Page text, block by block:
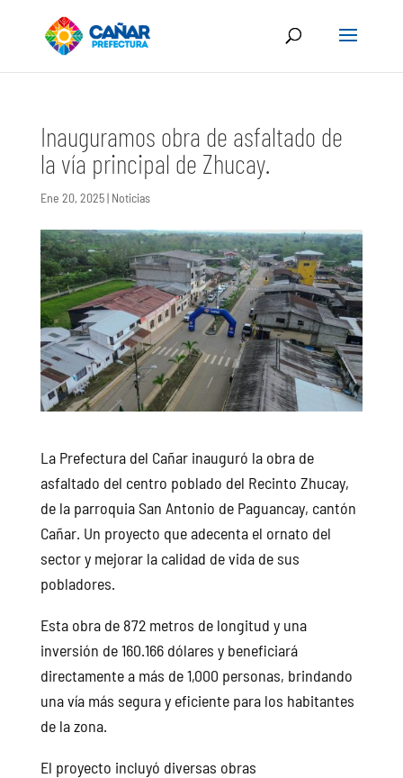
Inauguramos obra de asfaltado de
la vía principal de Zhucay.
Ene 20, 2025| Noticias
La Prefectura del Cañar inauguró la obra de
asfaltado del centro poblado del Recinto Zhucay,
de la parroquia San Antonio de Paguancay, cantón
Cañar. Un proyecto que adecenta el ornato del
sector y mejorar la calidad de vida de sus
pobladores.
Esta obra de 872 metros de longitud y una
inversión de 160.166 dólares y beneficiará
directamente a más de 1,000 personas, brindando
una vía más segura y eficiente para los habitantes
de la zona.
El proyecto incluyó diversas obras